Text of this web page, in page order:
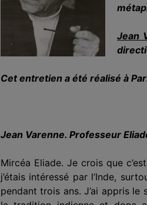
Jean
Cet entretien a été réalisé à
Jean Varenne. Professeur
Mircéa Eliade. Je crois que
j’étais intéressé par l’Inde,
pendant trois ans. J’ai appris